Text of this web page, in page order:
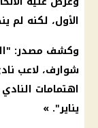
الأول، لكنه لم
وكشف مصدر: "
شوارف، لاعب
اهتمامات
يناير". »